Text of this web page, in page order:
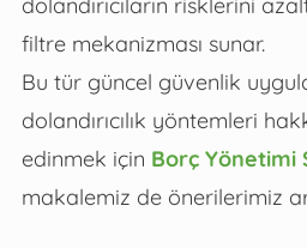
filtre mekanizması sunar.
Bu tür güncel güvenlik
dolandırıcılık yöntemleri
edinmek için Borç Yönetimi
makalemiz de önerilerimiz